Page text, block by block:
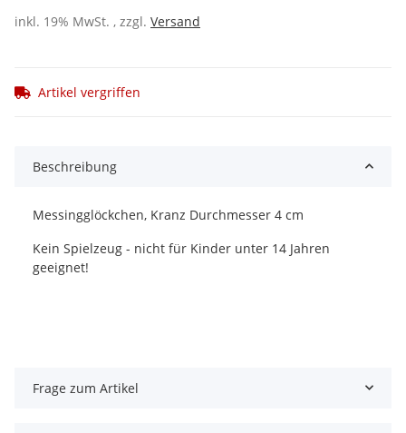
inkl. 19% MwSt. , zzgl. Versand
Artikel vergriffen
Beschreibung
Messingglöckchen, Kranz Durchmesser 4 cm
Kein Spielzeug - nicht für Kinder unter 14 Jahren
geeignet!
Frage zum Artikel